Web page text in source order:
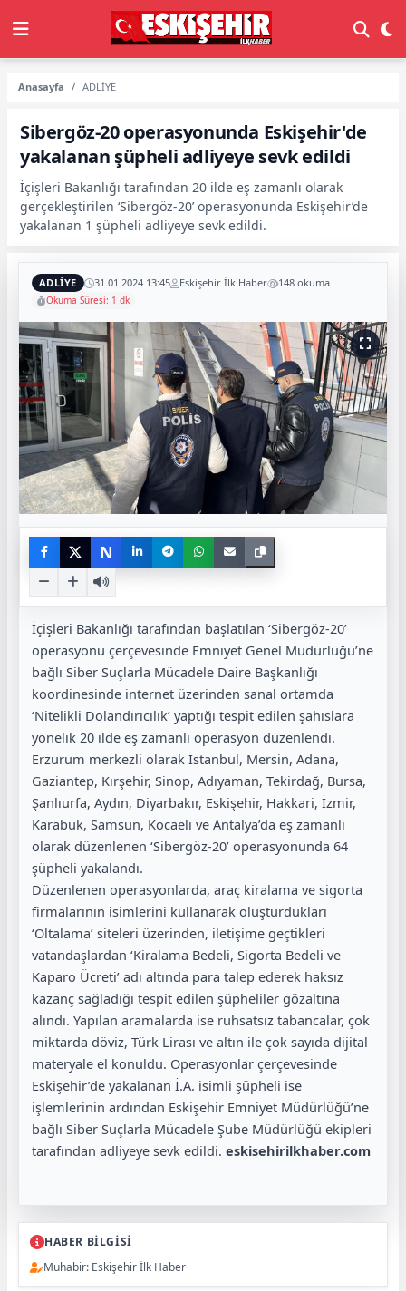
Anasayfa ADLİYE
Sibergöz-20 operasyonunda Eskişehir'de
yakalanan şüpheli adliyeye sevk edildi
İçişleri Bakanlığı tarafından 20 ilde eş zamanlı olarak
gerçekleştirilen ‘Sibergöz-20’ operasyonunda Eskişehir’de
yakalanan 1 şüpheli adliyeye sevk edildi.
ADLİYE 31.01.2024 13:45 Eskişehir İlk Haber 148 okuma
Okuma Süresi: 1 dk
N
İçişleri Bakanlığı tarafından başlatılan ‘Sibergöz-20’
operasyonu çerçevesinde Emniyet Genel Müdürlüğü’ne
bağlı Siber Suçlarla Mücadele Daire Başkanlığı
koordinesinde internet üzerinden sanal ortamda
‘Nitelikli Dolandırıcılık’ yaptığı tespit edilen şahıslara
yönelik 20 ilde eş zamanlı operasyon düzenlendi.
Erzurum merkezli olarak İstanbul, Mersin, Adana,
Gaziantep, Kırşehir, Sinop, Adıyaman, Tekirdağ, Bursa,
Şanlıurfa, Aydın, Diyarbakır, Eskişehir, Hakkari, İzmir,
Karabük, Samsun, Kocaeli ve Antalya’da eş zamanlı
olarak düzenlenen ‘Sibergöz-20’ operasyonunda 64
şüpheli yakalandı.
Düzenlenen operasyonlarda, araç kiralama ve sigorta
firmalarının isimlerini kullanarak oluşturdukları
‘Oltalama’ siteleri üzerinden, iletişime geçtikleri
vatandaşlardan ‘Kiralama Bedeli, Sigorta Bedeli ve
Kaparo Ücreti’ adı altında para talep ederek haksız
kazanç sağladığı tespit edilen şüpheliler gözaltına
alındı. Yapılan aramalarda ise ruhsatsız tabancalar, çok
miktarda döviz, Türk Lirası ve altın ile çok sayıda dijital
materyale el konuldu. Operasyonlar çerçevesinde
Eskişehir’de yakalanan İ.A. isimli şüpheli ise
işlemlerinin ardından Eskişehir Emniyet Müdürlüğü’ne
bağlı Siber Suçlarla Mücadele Şube Müdürlüğü ekipleri
tarafından adliyeye sevk edildi. eskisehirilkhaber.com
HABER BİLGİSİ
Muhabir: Eskişehir İlk Haber